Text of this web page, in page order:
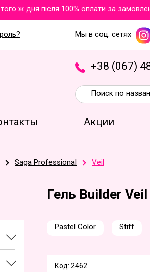
дня після 100% оплати за
Мы в соц. сетях
+38 (067) 4
Акции
Saga Professional Veil
Гель Builder
Pastel Color Stiff
Код: 2462